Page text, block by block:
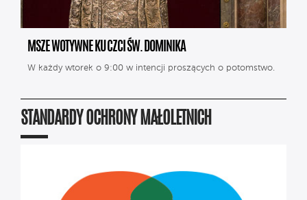
MSZE WOTYWNE KU CZCI ŚW. DOMINIKA
W każdy wtorek o 9:00 w intencji proszących o potomstwo.
STANDARDY OCHRONY MAŁOLETNICH